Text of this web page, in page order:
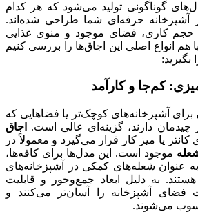
گوناگونی تولید می‌شود که هر کدام
آشپزخانه حرفه‌ای شما طراحی شده‌اند.
حجم کاری، فضای موجود و منوی غذایی
هم انواع اصلی این اجاق‌ها را بررسی کنیم
بگیرید:
کم‌جا و کارآمد
برای آشپزخانه‌های کوچک‌تر یا فضاهایی که
چیدمان دارند، گزینه‌ای عالی است.
اجاق
کانتر یا میز کار قرار می‌گیرد و معمولاً در
موجود است. این مدل‌ها برای کافه‌ها،
عنوان شعله‌های کمکی در آشپزخانه‌های
به دلیل ابعاد جمع‌وجور و قابلیت
فضای آشپزخانه را آسان‌تر می‌کنند و
می‌شوند.